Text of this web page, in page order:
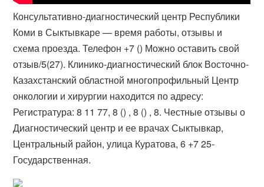
Консультативно-диагностический центр Республики
Коми в Сыктывкаре — время работы, отзывы и
схема проезда. Телефон +7 () Можно оставить свой
отзыв/5(27). Клинико-диагностический блок Восточно-
Казахстанский областной многопрофильный Центр
онкологии и хирургии находится по адресу:
Регистратура: 8 11 77, 8 () , 8 () , 8. Честные отзывы о
Диагностический центр и ее врачах Сыктывкар,
Центральный район, улица Куратова, 6 +7 25‑
Государственная.